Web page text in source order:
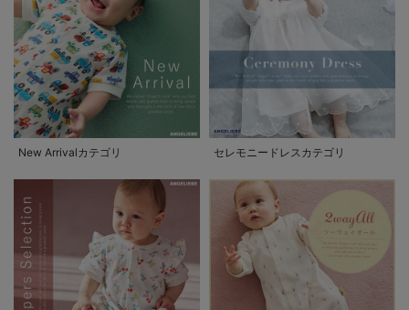
New Arrivalカテゴリ セレモニードレスカテゴリ